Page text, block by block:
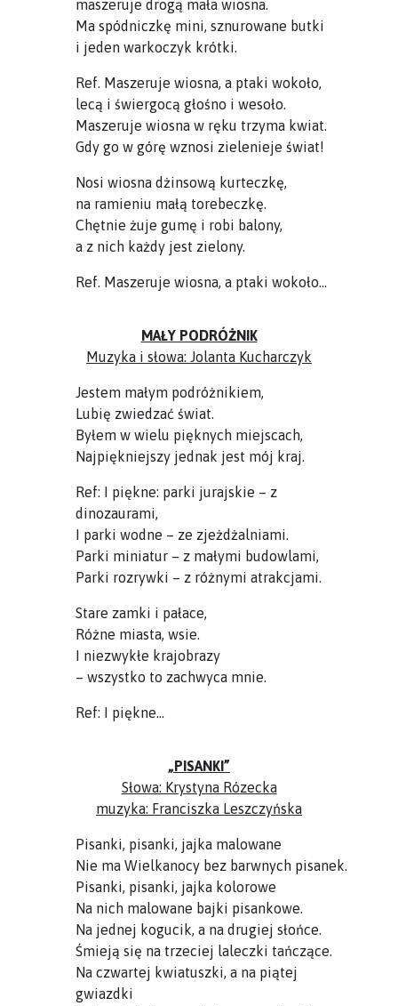
maszeruje drogą mała wiosna.
Ma spódniczkę mini, sznurowane butki
i jeden warkoczyk krótki.
Ref. Maszeruje wiosna, a ptaki wokoło,
lecą i świergocą głośno i wesoło.
Maszeruje wiosna w ręku trzyma kwiat.
Gdy go w górę wznosi zielenieje świat!
Nosi wiosna dżinsową kurteczkę,
na ramieniu małą torebeczkę.
Chętnie żuje gumę i robi balony,
a z nich każdy jest zielony.
Ref. Maszeruje wiosna, a ptaki wokoło…
MAŁY PODRÓŻNIK
Muzyka i słowa: Jolanta Kucharczyk
Jestem małym podróżnikiem,
Lubię zwiedzać świat.
Byłem w wielu pięknych miejscach,
Najpiękniejszy jednak jest mój kraj.
Ref: I piękne: parki jurajskie – z
dinozaurami,
I parki wodne – ze zjeżdżalniami.
Parki miniatur – z małymi budowlami,
Parki rozrywki – z różnymi atrakcjami.
Stare zamki i pałace,
Różne miasta, wsie.
I niezwykłe krajobrazy
– wszystko to zachwyca mnie.
Ref: I piękne…
„PISANKI”
Słowa: Krystyna Rózecka
muzyka: Franciszka Leszczyńska
Pisanki, pisanki, jajka malowane
Nie ma Wielkanocy bez barwnych pisanek.
Pisanki, pisanki, jajka kolorowe
Na nich malowane bajki pisankowe.
Na jednej kogucik, a na drugiej słońce.
Śmieją się na trzeciej laleczki tańczące.
Na czwartej kwiatuszki, a na piątej
gwiazdki